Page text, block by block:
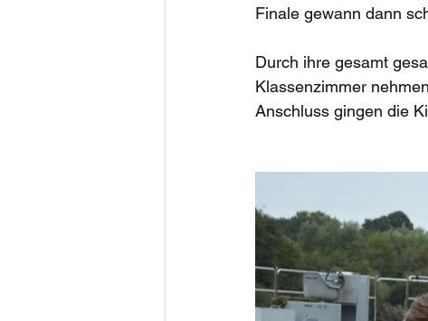
Finale gewann dann
Durch ihre gesamt
Klassenzimmer
Anschluss gingen die